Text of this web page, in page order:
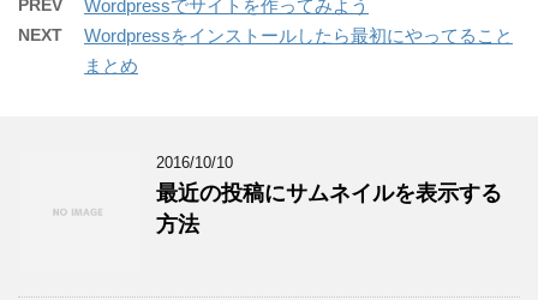
PREV Wordpressでサイトを作ってみよう
NEXT
Wordpressをインストールしたら最初にやってること
まとめ
2016/10/10
最近の投稿にサムネイルを表示する
方法